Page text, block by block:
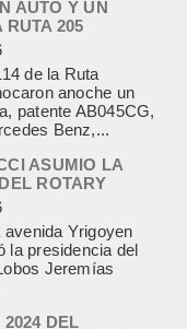
AUTO Y UN
RUTA 205
de la Ruta
anoche un
patente AB045CG,
Benz,...
ASUMIO LA
ROTARY
avenida Yrigoyen
la presidencia del
Jeremías
DEL